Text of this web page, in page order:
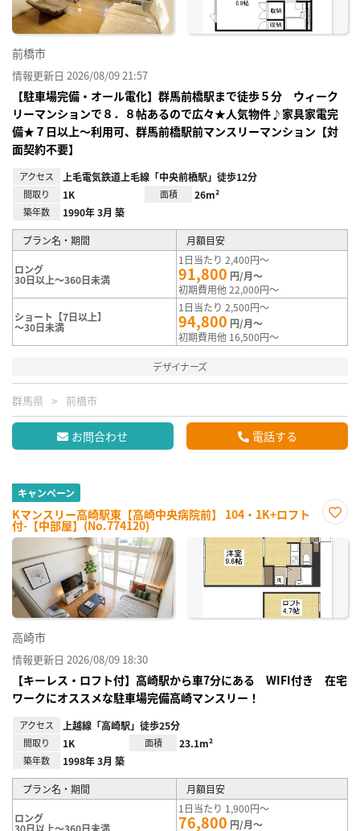
前橋市
情報更新日 2026/08/09 21:57
【駐車場完備・オール電化】群馬前橋駅まで徒歩５分 ウィーク
リーマンションで８．８帖あるので広々★人気物件♪家具家電完
備★７日以上～利用可、群馬前橋駅前マンスリーマンション【対
面契約不要】
アクセス 上毛電気鉄道上毛線「中央前橋駅」徒歩12分
間取り 1K 面積 26m²
築年数 1990年 3月 築
プラン名・期間 月額目安
ロング
30日以上～360日未満
1日当たり 2,400円～
91,800 円/月～
初期費用他 22,000円～
ショート【7日以上】
～30日未満
1日当たり 2,500円～
94,800 円/月～
初期費用他 16,500円～
デザイナーズ
群馬県 前橋市
お問合わせ 電話する
キャンペーン
Kマンスリー高崎駅東【高崎中央病院前】 104・1K+ロフト
付-【中部屋】(No.774120)
に入
高崎市
情報更新日 2026/08/09 18:30
【キーレス・ロフト付】高崎駅から車7分にある WIFI付き 在宅
ワークにオススメな駐車場完備高崎マンスリー！
アクセス 上越線「高崎駅」徒歩25分
間取り 1K 面積 23.1m²
築年数 1998年 3月 築
プラン名・期間 月額目安
ロング
30日以上～360日未満
1日当たり 1,900円～
76,800 円/月～